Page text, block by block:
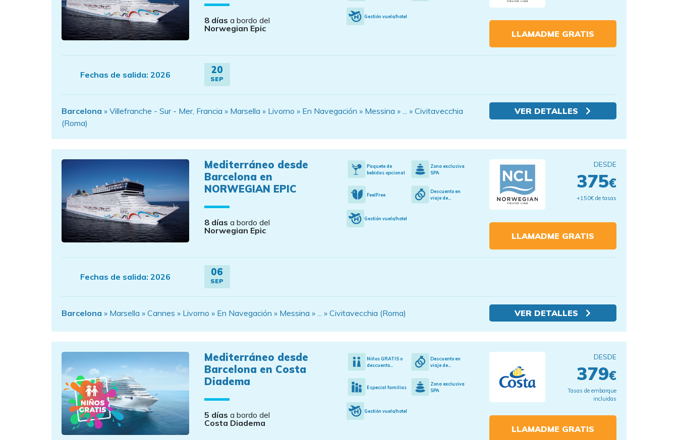
8 días a bordo del
Norwegian Epic
Gestión vuelo/hotel
LLAMADME GRATIS
Fechas de salida: 2026 20
SEP
Barcelona » Villefranche - Sur - Mer, Francia » Marsella » Livorno » En Navegación » Messina » ... » Civitavecchia
(Roma)
VER DETALLES
Mediterráneo desde
Barcelona en
NORWEGIAN EPIC
8 días a bordo del
Norwegian Epic
Paquete de
bebidas opcional
Zona exclusiva
SPA
FeelFree
Descuento en
viaje de...
Gestión vuelo/hotel
DESDE
375€
+150€ de tasas
LLAMADME GRATIS
Fechas de salida: 2026 06
SEP
Barcelona » Marsella » Cannes » Livorno » En Navegación » Messina » ... » Civitavecchia (Roma) VER DETALLES
Mediterráneo desde
Barcelona en Costa
Diadema
5 días a bordo del
Costa Diadema
Niños GRATIS o
descuento...
Descuento en
viaje de...
Especial familias
Zona exclusiva
SPA
Gestión vuelo/hotel
DESDE
379€
Tasas de embarque
incluidas
LLAMADME GRATIS